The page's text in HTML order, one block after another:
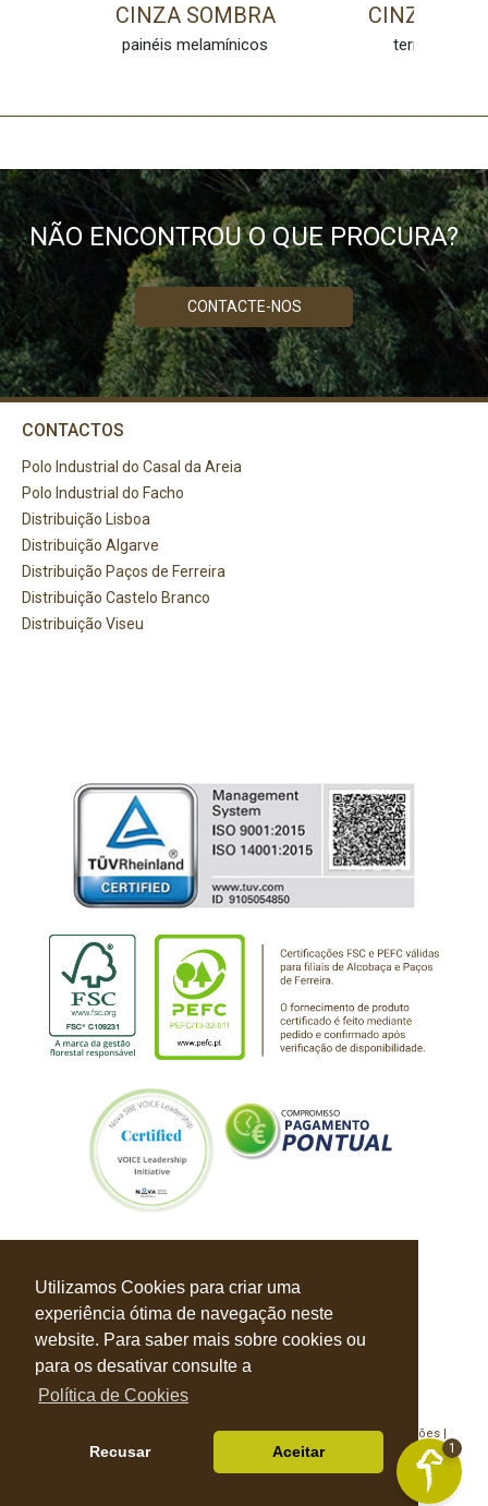
Utilizamos Cookies para criar uma
experiência ótima de navegação neste
website. Para saber mais sobre cookies ou
para os desativar consulte a
Política de Cookies
Recusar Aceitar
CINZA SOMBRA
painéis melamínicos
CINZA
NÃO ENCONTROU O QUE PROCURA?
CONTACTE-NOS
CONTACTOS
Polo Industrial do Casal da Areia
Polo Industrial do Facho
Distribuição Lisboa
Distribuição Algarve
Distribuição Paços de Ferreira
Distribuição Castelo Branco
Distribuição Viseu
Política de Cookies | Livro de Reclamações |
© Balbino & Faustino 2026 Todos os direitos reservados
1